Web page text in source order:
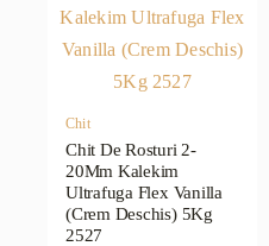
Chit
Chit De Rosturi 2-
20Mm Kalekim
Ultrafuga Flex Vanilla
(Crem Deschis) 5Kg
2527